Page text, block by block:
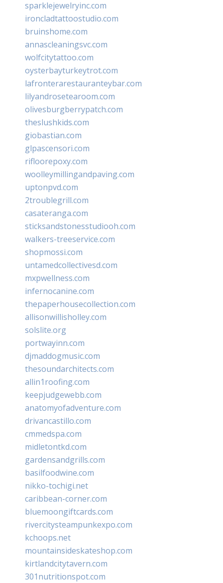
sparklejewelryinc.com
ironcladtattoostudio.com
bruinshome.com
annascleaningsvc.com
wolfcitytattoo.com
oysterbayturkeytrot.com
lafronterarestauranteybar.com
lilyandrosetearoom.com
olivesburgberrypatch.com
theslushkids.com
giobastian.com
glpascensori.com
rifloorepoxy.com
woolleymillingandpaving.com
uptonpvd.com
2troublegrill.com
casateranga.com
sticksandstonesstudiooh.com
walkers-treeservice.com
shopmossi.com
untamedcollectivesd.com
mxpwellness.com
infernocanine.com
thepaperhousecollection.com
allisonwillisholley.com
solslite.org
portwayinn.com
djmaddogmusic.com
thesoundarchitects.com
allin1roofing.com
keepjudgewebb.com
anatomyofadventure.com
drivancastillo.com
cmmedspa.com
midletontkd.com
gardensandgrills.com
basilfoodwine.com
nikko-tochigi.net
caribbean-corner.com
bluemoongiftcards.com
rivercitysteampunkexpo.com
kchoops.net
mountainsideskateshop.com
kirtlandcitytavern.com
301nutritionspot.com